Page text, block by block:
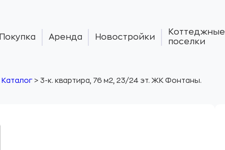
Покупка Аренда Новостройки
Коттеджные
поселки
Каталог > 3-к. квартира, 76 м2, 23/24 эт. ЖК Фонтаны.